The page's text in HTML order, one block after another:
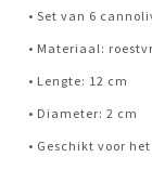
• Set van 6
• Materiaal:
• Lengte: 12 cm
• Diameter: 2 cm
• Geschikt voor